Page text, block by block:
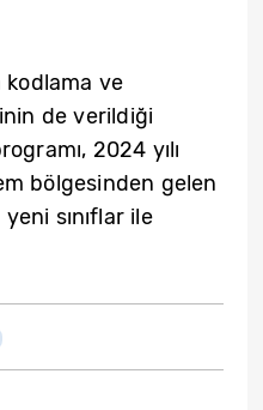
kodlama ve
de verildiği
2024 yılı
bölgesinden gelen
sınıflar ile